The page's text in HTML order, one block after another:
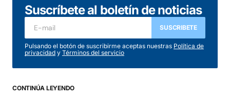
Suscríbete al boletín de noticias
SUSCRIBETE
Pulsando el botón de suscribirme aceptas nuestras Política de
privacidad y Términos del servicio
CONTINÚA LEYENDO